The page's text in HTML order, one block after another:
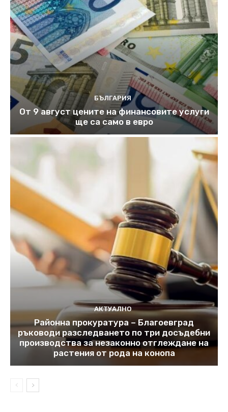
БЪЛГАРИЯ
От 9 август цените на финансовите услуги
ще са само в евро
АКТУАЛНО
Районна прокуратура – Благоевград
ръководи разследването по три досъдебни
производства за незаконно отглеждане на
растения от рода на конопа